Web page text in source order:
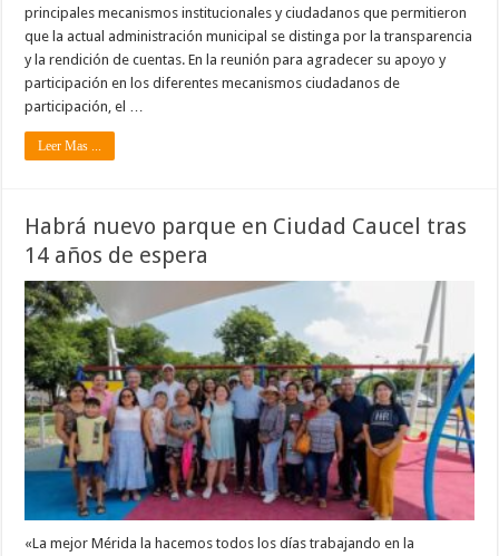
principales mecanismos institucionales y ciudadanos que permitieron
que la actual administración municipal se distinga por la transparencia
y la rendición de cuentas. En la reunión para agradecer su apoyo y
participación en los diferentes mecanismos ciudadanos de
participación, el …
Leer Mas ...
Habrá nuevo parque en Ciudad Caucel tras
14 años de espera
«La mejor Mérida la hacemos todos los días trabajando en la